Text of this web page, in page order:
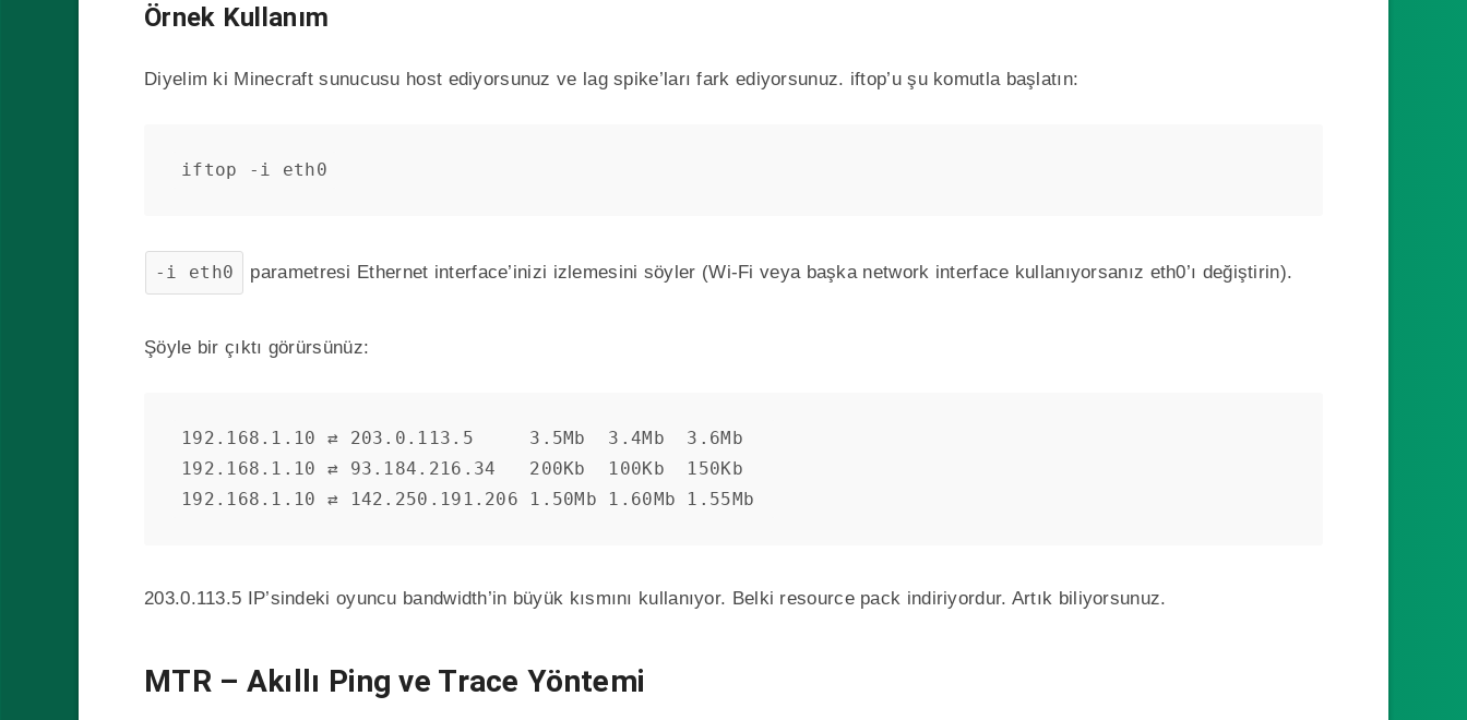
Örnek Kullanım
Diyelim ki Minecraft sunucusu host ediyorsunuz ve lag spike’ları fark ediyorsunuz. iftop’u şu komutla başlatın:
iftop -i eth0
-i eth0 parametresi Ethernet interface’inizi izlemesini söyler (Wi-Fi veya başka network interface kullanıyorsanız eth0’ı değiştirin).
Şöyle bir çıktı görürsünüz:
192.168.1.10 ⇄ 203.0.113.5     3.5Mb  3.4Mb  3.6Mb
192.168.1.10 ⇄ 93.184.216.34   200Kb  100Kb  150Kb
192.168.1.10 ⇄ 142.250.191.206 1.50Mb 1.60Mb 1.55Mb
203.0.113.5 IP’sindeki oyuncu bandwidth’in büyük kısmını kullanıyor. Belki resource pack indiriyordur. Artık biliyorsunuz.
MTR – Akıllı Ping ve Trace Yöntemi